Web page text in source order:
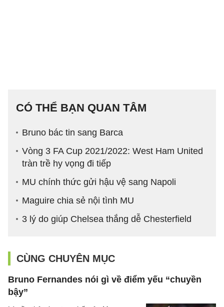
CÓ THỂ BẠN QUAN TÂM
Bruno bác tin sang Barca
Vòng 3 FA Cup 2021/2022: West Ham United
tràn trề hy vọng đi tiếp
MU chính thức gửi hậu vệ sang Napoli
Maguire chia sẻ nội tình MU
3 lý do giúp Chelsea thắng dễ Chesterfield
CÙNG CHUYÊN MỤC
Bruno Fernandes nói gì về điểm yếu “chuyền
bậy”